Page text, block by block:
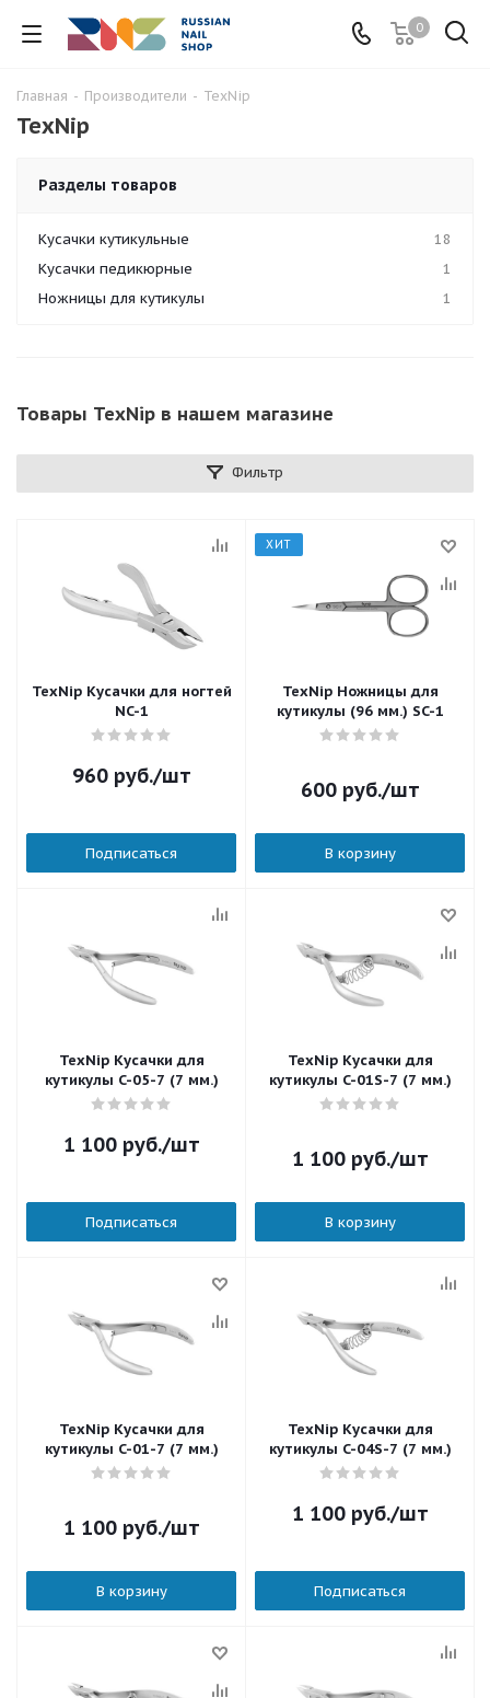
0
Главная - Производители - TexNip
TexNip
Разделы товаров
Кусачки кутикульные
18
Кусачки педикюрные
1
Ножницы для кутикулы
1
Товары TexNip в нашем магазине
Фильтр
TexNip Кусачки для ногтей
NC-1
960руб./шт
Подписаться
ХИТ
TexNip Ножницы для
кутикулы (96 мм.) SC-1
600руб./шт
В корзину
TexNip Кусачки для
кутикулы C-05-7 (7 мм.)
1 100руб./шт
Подписаться
TexNip Кусачки для
кутикулы C-01S-7 (7 мм.)
1 100руб./шт
В корзину
TexNip Кусачки для
кутикулы C-01-7 (7 мм.)
1 100руб./шт
В корзину
TexNip Кусачки для
кутикулы C-04S-7 (7 мм.)
1 100руб./шт
Подписаться